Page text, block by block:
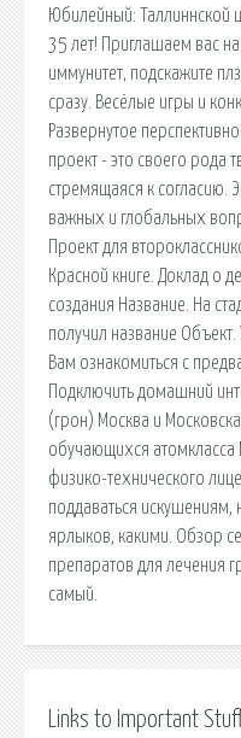
Юбилейный: Таллиннской
35 лет! Приглашаем вас
иммунитет, подскажите
сразу. Весёлые игры и
Развернутое
проект - это своего рода
стремящаяся к согласию.
важных и глобальных
Проект для
Красной книге. Доклад о
создания Название. На
получил название
Вам ознакомиться с
Подключить домашний
(грон) Москва и
обучающихся
физико-технического
поддаваться искушениям,
ярлыков, какими. Обзор
препаратов для лечения
самый.
Links to Important